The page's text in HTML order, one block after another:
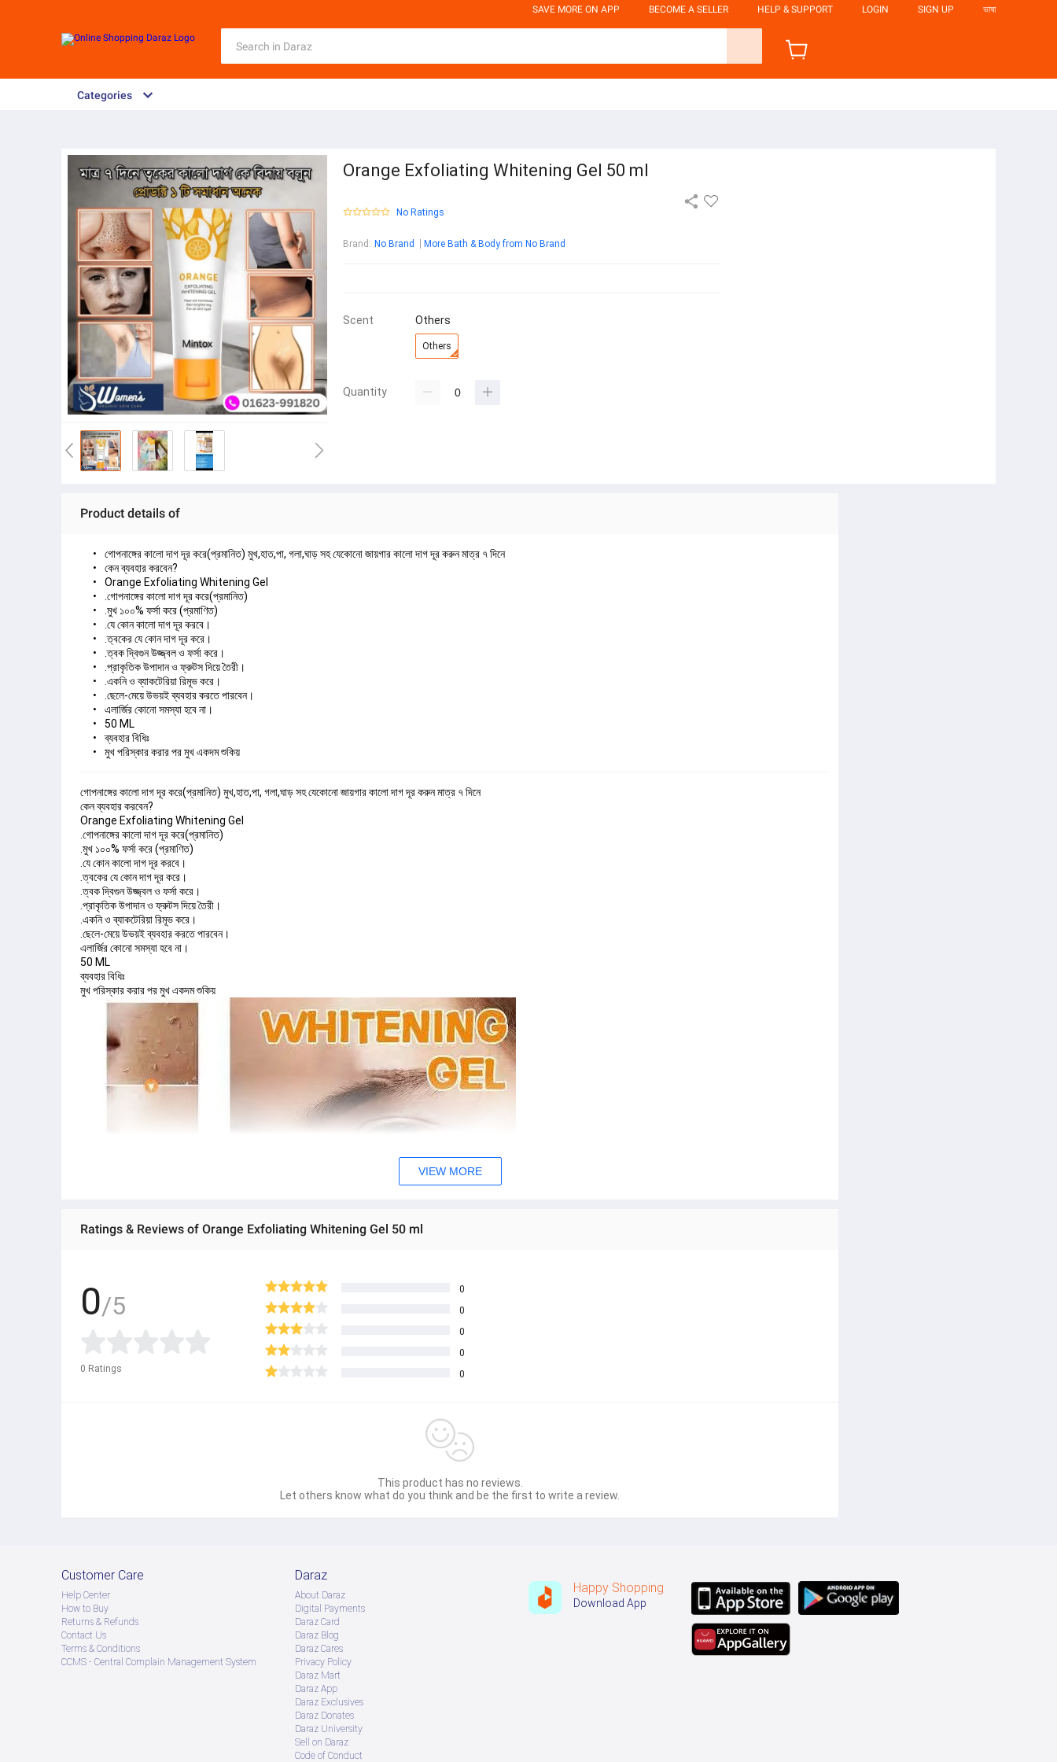
SAVE MORE ON APP BECOME A SELLER HELP & SUPPORT LOGIN SIGN UP ভাষা
Categories
Orange Exfoliating Whitening Gel 50 ml
No Ratings
Brand : No Brand More Bath & Body from No Brand
Scent Others
Others
Quantity
Product details of
গোপনাঙ্গের কালো দাগ দূর করে(প্রমানিত) মুখ,হাত,পা, গলা,ঘাড় সহ যেকোনো জায়গার কালো দাগ দূর করুন মাত্র ৭ দিনে
কেন ব্যবহার করবেন?
Orange Exfoliating Whitening Gel
.গোপনাঙ্গের কালো দাগ দূর করে(প্রমানিত)
.মুখ ১০০% ফর্সা করে (প্রমাণিত)
.যে কোন কালো দাগ দূর করবে।
.ত্বকের যে কোন দাগ দূর করে।
.ত্বক দ্বিগুন উজ্জ্বল ও ফর্সা করে।
.প্রাকৃতিক উপাদান ও ফ্রুটস দিয়ে তৈরী।
.একনি ও ব্যাকটেরিয়া রিমূভ করে।
.ছেলে-মেয়ে উভয়ই ব্যবহার করতে পারবেন।
এলার্জির কোনো সমস্যা হবে না।
50 ML
ব্যবহার বিধিঃ
মুখ পরিস্কার করার পর মুখ একদম শুকিয়
গোপনাঙ্গের কালো দাগ দূর করে(প্রমানিত) মুখ,হাত,পা, গলা,ঘাড় সহ যেকোনো জায়গার কালো দাগ দূর করুন মাত্র ৭ দিনে
কেন ব্যবহার করবেন?
Orange Exfoliating Whitening Gel
.গোপনাঙ্গের কালো দাগ দূর করে(প্রমানিত)
.মুখ ১০০% ফর্সা করে (প্রমাণিত)
.যে কোন কালো দাগ দূর করবে।
.ত্বকের যে কোন দাগ দূর করে।
.ত্বক দ্বিগুন উজ্জ্বল ও ফর্সা করে।
.প্রাকৃতিক উপাদান ও ফ্রুটস দিয়ে তৈরী।
.একনি ও ব্যাকটেরিয়া রিমূভ করে।
.ছেলে-মেয়ে উভয়ই ব্যবহার করতে পারবেন।
এলার্জির কোনো সমস্যা হবে না।
50 ML
ব্যবহার বিধিঃ
মুখ পরিস্কার করার পর মুখ একদম শুকিয়
VIEW MORE
Ratings & Reviews of Orange Exfoliating Whitening Gel 50 ml
0/5
0 Ratings
0
0
0
0
0
This product has no reviews.
Let others know what do you think and be the first to write a review.
Customer Care
Help Center
How to Buy
Returns & Refunds
Contact Us
Terms & Conditions
CCMS - Central Complain Management System
Daraz
About Daraz
Digital Payments
Daraz Card
Daraz Blog
Daraz Cares
Privacy Policy
Daraz Mart
Daraz App
Daraz Exclusives
Daraz Donates
Daraz University
Sell on Daraz
Code of Conduct
Happy Shopping
Download App